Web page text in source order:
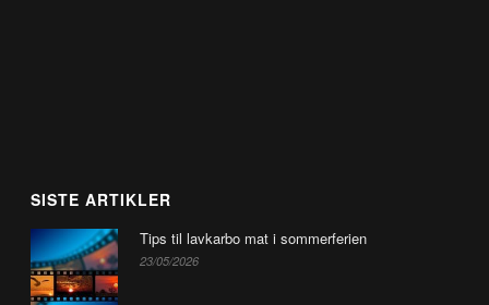
SISTE ARTIKLER
Tips til lavkarbo mat i sommerferien
23/05/2026